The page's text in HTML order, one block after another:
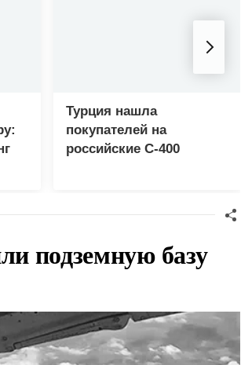
Турция нашла
покупателей на
российские C-400
подземную базу